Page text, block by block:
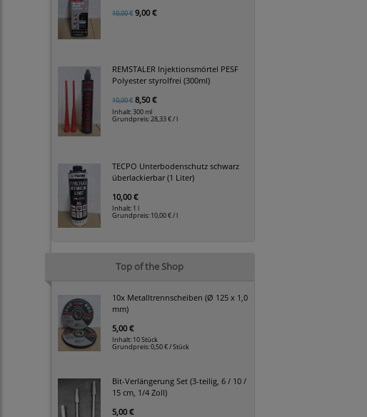
10,00 € 9,00 €
REMSTALER Injektionsmörtel PESF
Polyester styrolfrei (300ml)
10,00 € 8,50 €
Inhalt: 300 ml
Grundpreis:28,33 € / l
TECPO Unterbodenschutz schwarz
überlackierbar (1 Liter)
10,00 €
Inhalt: 1 l
Grundpreis: 10,00 € / l
Top of the Shop
10x Metalltrennscheiben (Ø 125 x 1,0
mm)
5,00 €
Inhalt: 10 Stück
Grundpreis:0,50 € / Stück
Bit-Verlängerung Set (3-teilig, 6 / 10 /
15 cm, 1/4 Zoll)
5,00 €